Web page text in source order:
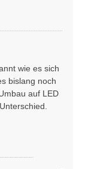
wie es sich
bislang noch
auf LED